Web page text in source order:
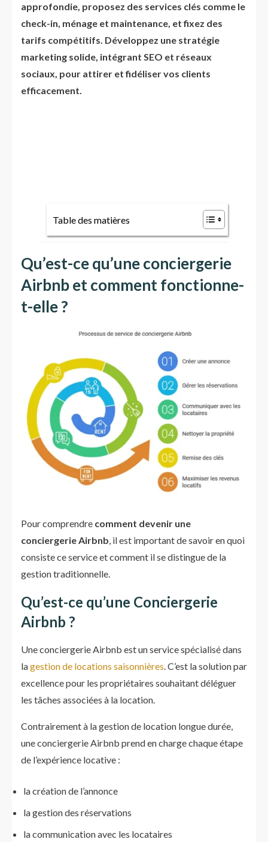
approfondie, proposez des services clés comme le
check-in, ménage et maintenance, et fixez des
tarifs compétitifs. Développez une stratégie
marketing solide, intégrant SEO et réseaux
sociaux, pour attirer et fidéliser vos clients
efficacement.
Table des matières
Qu’est-ce qu’une conciergerie
Airbnb et comment fonctionne-
t-elle ?
Pour comprendre comment devenir une
conciergerie Airbnb, il est important de savoir en quoi
consiste ce service et comment il se distingue de la
gestion traditionnelle.
Qu’est-ce qu’une Conciergerie
Airbnb ?
Une conciergerie Airbnb est un service spécialisé dans
lagestion de locations saisonnières. C’est la solution par
excellence pour les propriétaires souhaitant déléguer
les tâches associées à la location.
Contrairement à la gestion de location longue durée,
une conciergerie Airbnb prend en charge chaque étape
de l’expérience locative :
la création de l’annonce
la gestion des réservations
la communication avec les locataires